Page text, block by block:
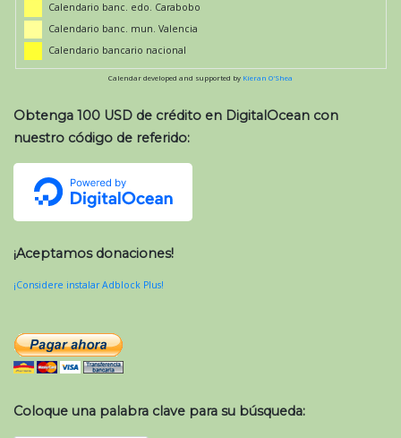
Calendario banc. edo. Carabobo
Calendario banc. mun. Valencia
Calendario bancario nacional
Calendar developed and supported by Kieran O'Shea
Obtenga 100 USD de crédito en DigitalOcean con
nuestro código de referido:
¡Aceptamos donaciones!
¡Considere instalar Adblock Plus!
Coloque una palabra clave para su búsqueda: